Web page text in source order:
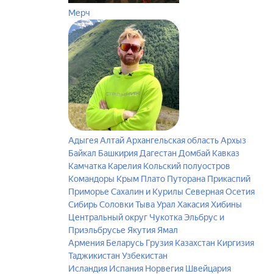
Мерч
АдыгеяАлтайАрхангельская областьАрхыз
Байкал Башкирия Дагестан Домбай Кавказ
Камчатка Карелия Кольский полуостров
Командоры Крым Плато Путорана Прикаспий
Приморье Сахалин и Курилы Северная Осетия
СибирьСоловкиТываУрал ХакасияХибины
Центральный округ ЧукоткаЭльбрус и
Приэльбрусье Якутия Ямал
Армения Беларусь Грузия Казахстан Киргизия
Таджикистан Узбекистан
Исландия Испания Норвегия Швейцария